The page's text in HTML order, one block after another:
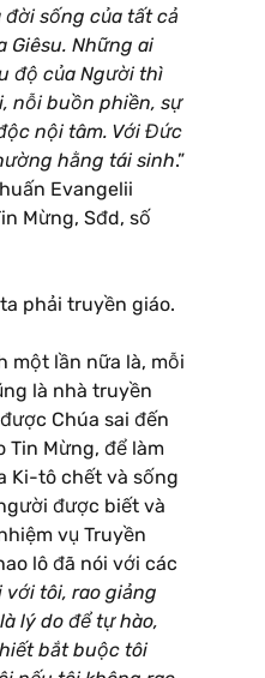
sống của tất cả
Giêsu. Những ai
độ của Người thì
nỗi buồn phiền, sự
nội tâm. Với Đức
hằng tái sinh.”
Evangelii
Mừng, Sđd, số
phải truyền giáo.
một lần nữa là, mỗi
là nhà truyền
Chúa sai đến
Tin Mừng, để làm
Ki-tô chết và sống
được biết và
vụ Truyền
lô đã nói với các
với tôi, rao giảng
lý do để tự hào,
bắt buộc tôi